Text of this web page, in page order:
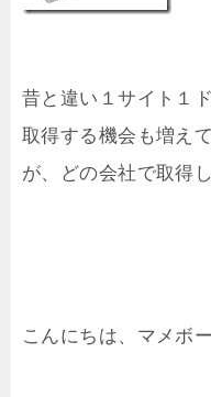
昔と違い１サイト１
取得する機会も増え
が、どの会社で取得
こんにちは、マメボー